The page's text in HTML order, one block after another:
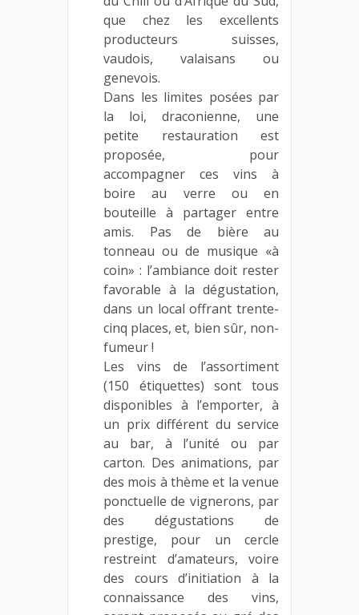
que chez les excellents
producteurs suisses,
vaudois, valaisans ou
genevois.
Dans les limites posées par
la loi, draconienne, une
petite restauration est
proposée, pour
accompagner ces vins à
boire au verre ou en
bouteille à partager entre
amis. Pas de bière au
tonneau ou de musique «à
coin» : l’ambiance doit rester
favorable à la dégustation,
dans un local offrant trente-
cinq places, et, bien sûr, non-
fumeur !
Les vins de l’assortiment
(150 étiquettes) sont tous
disponibles à l’emporter, à
un prix différent du service
au bar, à l’unité ou par
carton. Des animations, par
des mois à thème et la venue
ponctuelle de vignerons, par
des dégustations de
prestige, pour un cercle
restreint d’amateurs, voire
des cours d’initiation à la
connaissance des vins,